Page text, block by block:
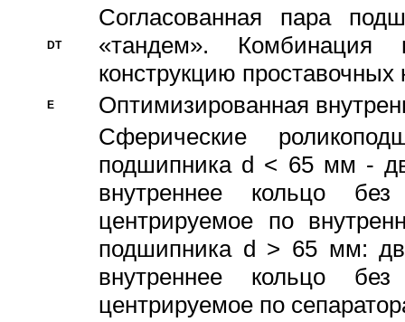
DT
Согласованная пара
«тандем».
конструкцию проставочных
E
Оптимизированная
Сферические
подшипника d < 65 мм -
внутреннее кольцо
центрируемое по
подшипника d > 65 мм:
внутреннее кольцо
центрируемое по